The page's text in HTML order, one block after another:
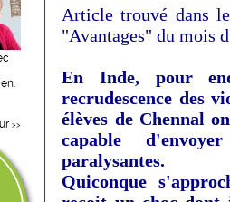
>>
Article trouvé dans
"Avantages" du mois
En Inde, pour
recrudescence des
élèves de Chennal
capable
paralysantes.
Quiconque